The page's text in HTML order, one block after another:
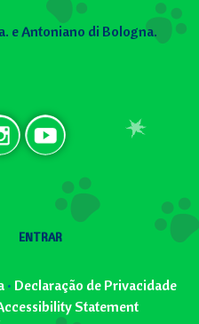
e Antoniano di Bologna.
BR
ENTRAR
• Declaração de Privacidade
Statement